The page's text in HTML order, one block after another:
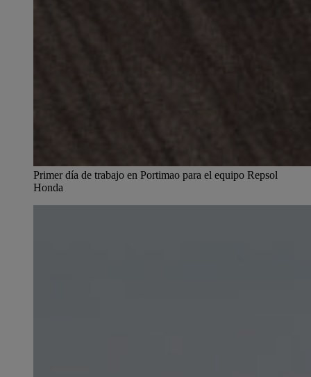
Primer día de trabajo en Portimao para el equipo Repsol
Honda